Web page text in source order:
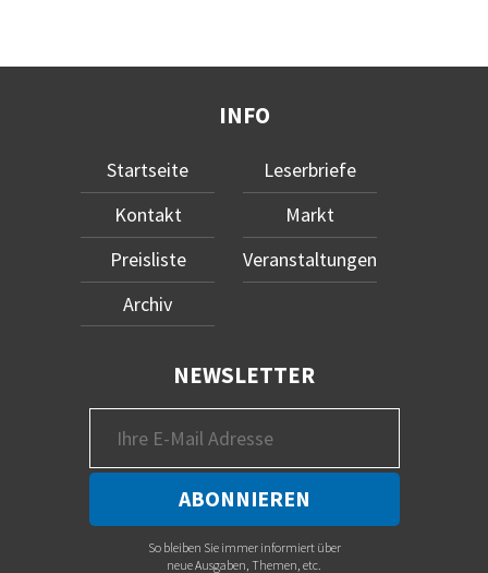
INFO
Startseite
Kontakt
Preisliste
Archiv
Leserbriefe
Markt
Veranstaltungen
NEWSLETTER
So bleiben Sie immer informiert über
neue Ausgaben, Themen, etc.